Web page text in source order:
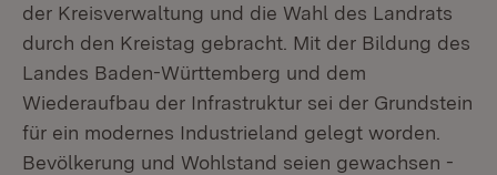
der Kreisverwaltung und die Wahl des Landrats
durch den Kreistag gebracht. Mit der Bildung des
Landes Baden-Württemberg und dem
Wiederaufbau der Infrastruktur sei der Grundstein
für ein modernes Industrieland gelegt worden.
Bevölkerung und Wohlstand seien gewachsen -